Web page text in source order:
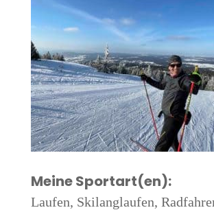
Mei­ne Sportart(en):
Lau­fen, Ski­lang­lau­fen,